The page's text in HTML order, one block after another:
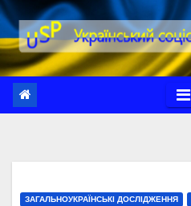
Перейти
до
вмісту
ЗАГАЛЬНОУКРАЇНСЬКІ ДОСЛІДЖЕННЯ